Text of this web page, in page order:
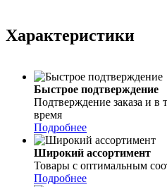
Характеристики
Быстрое подтверждение
Подтверждение заказа и в
время
Подробнее
Широкий ассортимент
Товары с оптимальным
Подробнее